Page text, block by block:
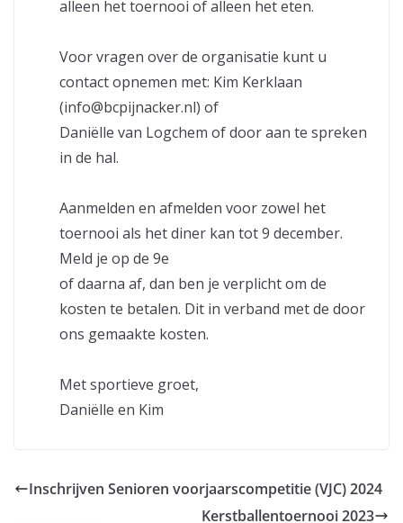
alleen het toernooi of alleen het eten.
Voor vragen over de organisatie kunt u
contact opnemen met: Kim Kerklaan
(info@bcpijnacker.nl) of
Daniëlle van Logchem of door aan te spreken
in de hal.
Aanmelden en afmelden voor zowel het
toernooi als het diner kan tot 9 december.
Meld je op de 9e
of daarna af, dan ben je verplicht om de
kosten te betalen. Dit in verband met de door
ons gemaakte kosten.
Met sportieve groet,
Daniëlle en Kim
Inschrijven Senioren voorjaarscompetitie (VJC) 2024
Kerstballentoernooi 2023